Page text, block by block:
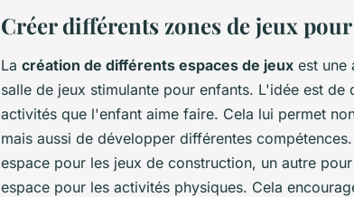
Créer différents zones de jeux
La création de différents espaces de jeux est une
salle de jeux stimulante pour enfants. L'idée est
activités que l'enfant aime faire. Cela lui permet
mais aussi de développer différentes
espace pour les jeux de construction, un autre
espace pour les activités physiques. Cela